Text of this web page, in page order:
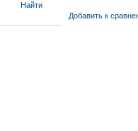
Найти
Добавить к